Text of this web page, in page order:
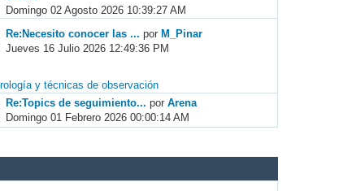
Domingo 02 Agosto 2026 10:39:27 AM
Re:Necesito conocer las ... porM_Pinar
Jueves 16 Julio 2026 12:49:36 PM
y técnicas de observación
Re:Topics de seguimiento... porArena
Domingo 01 Febrero 2026 00:00:14 AM